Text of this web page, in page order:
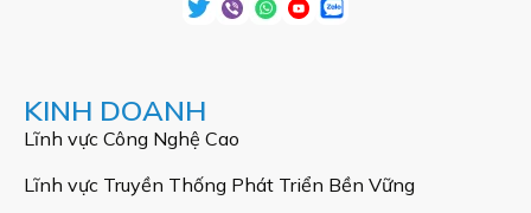
KINH DOANH
Lĩnh vực Công Nghệ Cao
Lĩnh vực Truyền Thống Phát Triển Bền Vững